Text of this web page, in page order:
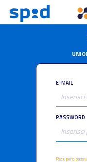
E-MAIL
PASSWORD
Recupero